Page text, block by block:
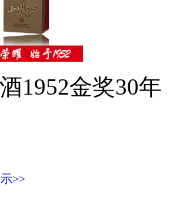
1952金奖30年
>>